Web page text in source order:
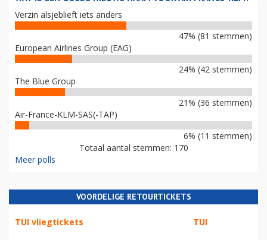
Verzin alsjeblieft iets anders
47% (81 stemmen)
European Airlines Group (EAG)
24% (42 stemmen)
The Blue Group
21% (36 stemmen)
Air-France-KLM-SAS(-TAP)
6% (11 stemmen)
Totaal aantal stemmen: 170
Meer polls
VOORDELIGE RETOURTICKETS
TUI vliegtickets TUI